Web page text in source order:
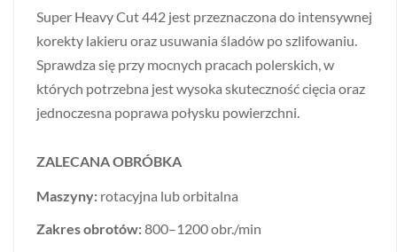
Super Heavy Cut 442 jest przeznaczona do intensywnej
korekty lakieru oraz usuwania śladów po szlifowaniu.
Sprawdza się przy mocnych pracach polerskich, w
których potrzebna jest wysoka skuteczność cięcia oraz
jednoczesna poprawa połysku powierzchni.
ZALECANA OBRÓBKA
Maszyny: rotacyjna lub orbitalna
Zakres obrotów:800–1200 obr./min